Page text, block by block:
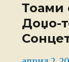
Тоами
Доџо-